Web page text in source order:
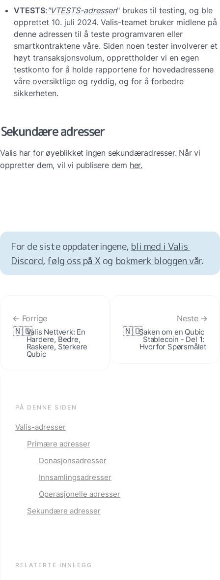
VTESTS:"VTESTS-adressen" brukes til testing, og ble
opprettet 10. juli 2024. Valis-teamet bruker midlene på
denne adressen til å teste programvaren eller
smartkontraktene våre. Siden noen tester involverer et
høyt transaksjonsvolum, opprettholder vi en egen
testkonto for å holde rapportene for hovedadressene
våre oversiktlige og ryddig, og for å forbedre
sikkerheten.
Sekundære adresser
Valis har for øyeblikket ingen sekundæradresser. Når vi
oppretter dem, vil vi publisere dem her.
For de siste oppdateringene, bli med i Valis
Discord, følg oss på X og bokmerk bloggen vår.
← Forrige
🇳🇴Valis Nettverk: En
Hardere, Bedre,
Raskere, Sterkere
Qubic
Neste →
🇳🇴Saken om en Qubic
Stablecoin - Del 1:
Hvorfor Spørsmålet
PÅ DENNE SIDEN
Valis-adresser
Primære adresser
Donasjonsadresser
Innsamlingsadresser
Operasjonelle adresser
Sekundære adresser
RELATERTE INNLEGG